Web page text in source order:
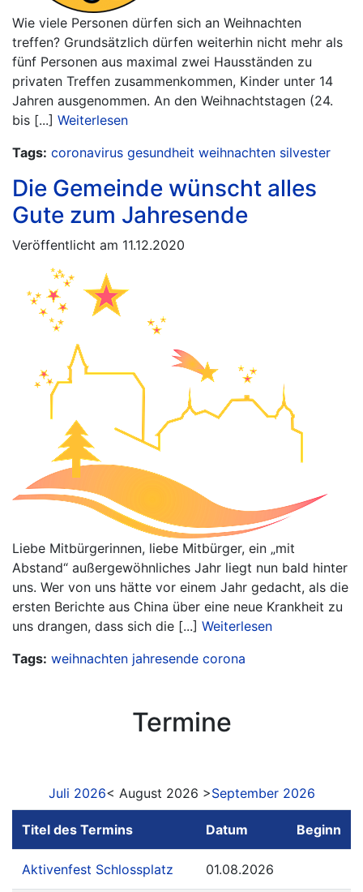
Wie viele Personen dürfen sich an Weihnachten
treffen? Grundsätzlich dürfen weiterhin nicht mehr als
fünf Personen aus maximal zwei Hausständen zu
privaten Treffen zusammenkommen, Kinder unter 14
Jahren ausgenommen. An den Weihnachtstagen (24.
bis [...] Weiterlesen
Tags: coronavirus gesundheit weihnachten silvester
Die Gemeinde wünscht alles
Gute zum Jahresende
Veröffentlicht am 11.12.2020
Liebe Mitbürgerinnen, liebe Mitbürger, ein „mit
Abstand“ außergewöhnliches Jahr liegt nun bald hinter
uns. Wer von uns hätte vor einem Jahr gedacht, als die
ersten Berichte aus China über eine neue Krankheit zu
uns drangen, dass sich die [...] Weiterlesen
Tags: weihnachten jahresende corona
Termine
Juli 2026< August 2026 >September 2026
Titel des Termins Datum Beginn
Aktivenfest Schlossplatz 01.08.2026